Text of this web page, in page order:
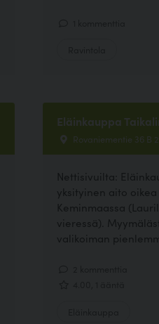
Eläinkauppa
Rovaniementie 36 B
Nettisivuilta:
yksityinen aito oikea
Keminmaassa
vieressä).
valikoiman